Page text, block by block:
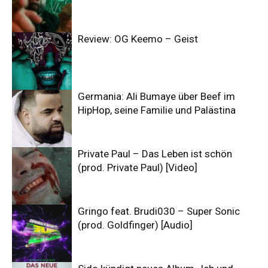
Review: OG Keemo – Geist
Germania: Ali Bumaye über Beef im
HipHop, seine Familie und Palästina
Private Paul – Das Leben ist schön
(prod. Private Paul) [Video]
Gringo feat. Brudi030 – Super Sonic
(prod. Goldfinger) [Audio]